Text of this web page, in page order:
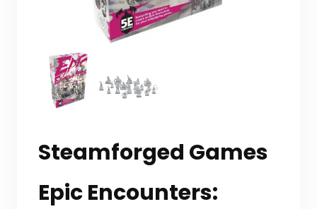
Steamforged Games
Epic Encounters: